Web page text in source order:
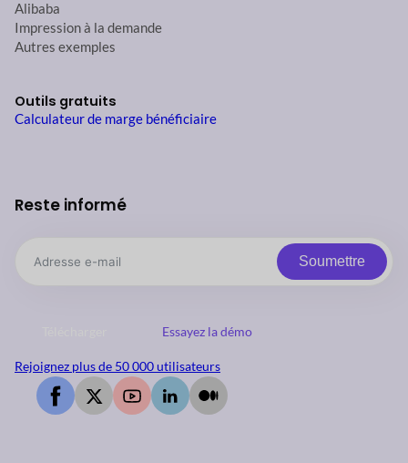
Alibaba
Impression à la demande
Autres exemples
Outils gratuits
Calculateur de marge bénéficiaire
Reste informé
Soumettre
Essayez la démo
Rejoignez plus de 50 000 utilisateurs